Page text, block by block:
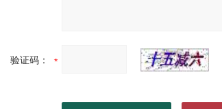
验证码：